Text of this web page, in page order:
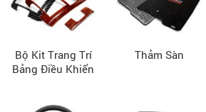
Bộ Kit Trang Trí
Bảng Điều Khiển
Thảm Sàn